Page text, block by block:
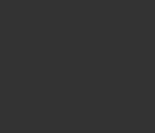
CELESTIAL BLACK DAMOND